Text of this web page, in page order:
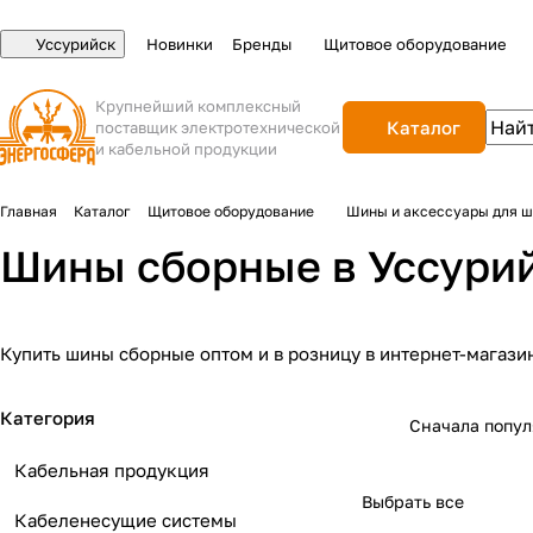
Уссурийск Новинки Бренды Щитовое оборудование
Крупнейший комплексный
поставщик электротехнической
и кабельной продукции
Каталог
Главная Каталог Щитовое оборудование Шины и аксессуары для
Шины сборные в
Купить шины сборные оптом и в розницу в интернет-
Сначала
Выбрать все
Категория
Кабельная продукция
Кабеленесущие системы